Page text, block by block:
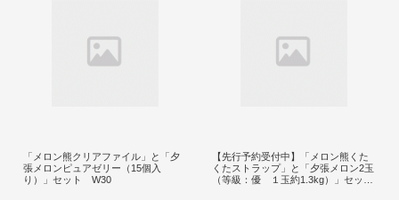
「メロン熊クリアファイル」と「夕
張メロンピュアゼリー（15個入
り）」セット W30
【先行予約受付中】「メロン熊くた
くたストラップ」と「夕張メロン2玉
（等級：優 １玉約1.3kg）」セット